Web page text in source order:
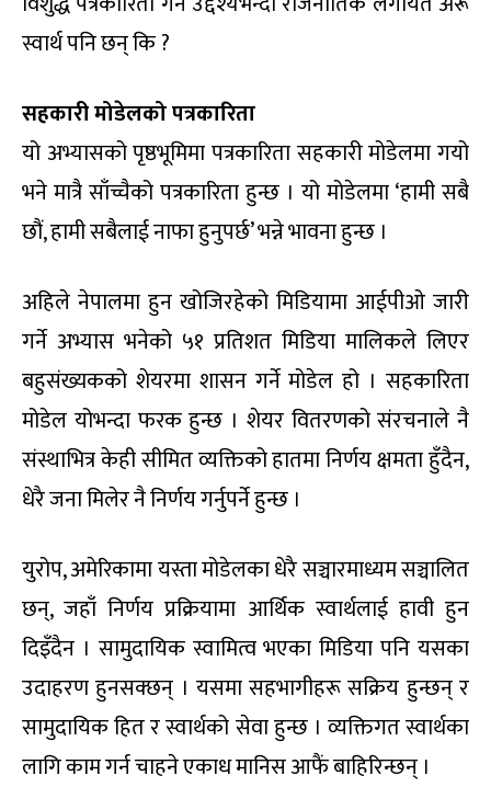
स्वार्थ पनि छन् कि ?
सहकारी मोडेलको पत्रकारिता
यो अभ्यासको पृष्ठभूमिमा पत्रकारिता सहकारी मोडेलमा गयो
भने मात्रै साँच्चैको पत्रकारिता हुन्छ । यो मोडेलमा ‘हामी सबै
छौं, हामी सबैलाई नाफा हुनुपर्छ’ भन्ने भावना हुन्छ ।
अहिले नेपालमा हुन खोजिरहेको मिडियामा आईपीओ जारी
गर्ने अभ्यास भनेको ५१ प्रतिशत मिडिया मालिकले लिएर
बहुसंख्यकको शेयरमा शासन गर्ने मोडेल हो । सहकारिता
मोडेल योभन्दा फरक हुन्छ । शेयर वितरणको संरचनाले नै
संस्थाभित्र केही सीमित व्यक्तिको हातमा निर्णय क्षमता हुँदैन,
धेरै जना मिलेर नै निर्णय गर्नुपर्ने हुन्छ ।
युरोप, अमेरिकामा यस्ता मोडेलका धेरै सञ्चारमाध्यम सञ्चालित
छन्, जहाँ निर्णय प्रक्रियामा आर्थिक स्वार्थलाई हावी हुन
दिइँदैन । सामुदायिक स्वामित्व भएका मिडिया पनि यसका
उदाहरण हुनसक्छन् । यसमा सहभागीहरू सक्रिय हुन्छन् र
सामुदायिक हित र स्वार्थको सेवा हुन्छ । व्यक्तिगत स्वार्थका
लागि काम गर्न चाहने एकाध मानिस आफैं बाहिरिन्छन् ।